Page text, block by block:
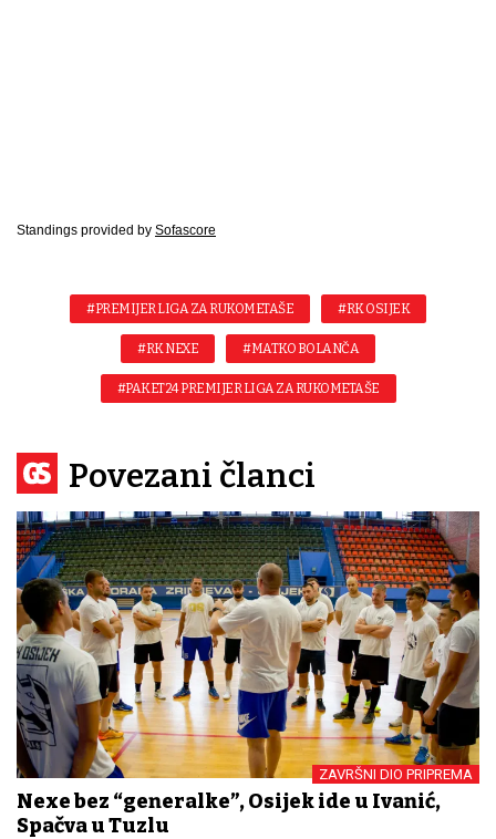
Standings provided by Sofascore
#PREMIJER LIGA ZA RUKOMETAŠE #RK OSIJEK
#RK NEXE #MATKO BOLANČA
#PAKET24 PREMIJER LIGA ZA RUKOMETAŠE
Povezani članci
ZAVRŠNI DIO PRIPREMA
Nexe bez “generalke”, Osijek ide u Ivanić,
Spačva u Tuzlu